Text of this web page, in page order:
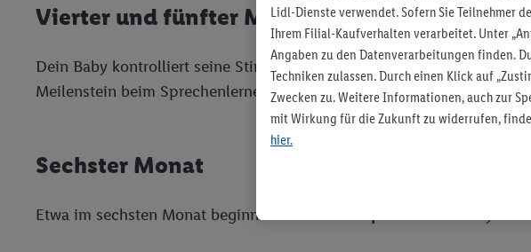
Vierter und fünfter Monat
Dein Baby kontrolliert seine Stimme immer besser. Es beginnt zu
Meilenstein beim Sprechenlernen.
Sechster Monat
Etwa im sechsten Monat beginnt die
Lidl-Dienste verwendet. Sofern Sie Teilnehmer
Ihrem Filial-Kaufverhalten verarbeitet. Unter
Angaben zu den Datenverarbeitungen finden.
Techniken zulassen. Durch einen Klick auf
Zwecken zu. Weitere Informationen, auch zur
mit Wirkung für die Zukunft zu widerrufen,
hier.